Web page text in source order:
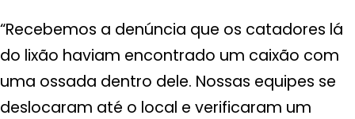
“Recebemos a denúncia que os catadores lá
do lixão haviam encontrado um caixão com
uma ossada dentro dele. Nossas equipes se
deslocaram até o local e verificaram um